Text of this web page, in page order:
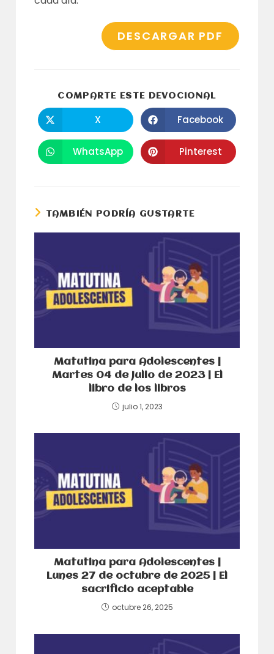
DESCARGAR PDF
COMPARTE ESTE DEVOCIONAL
abre
en
una
nueva
ventana
X Se
abre
en
una
nueva
ventana
Facebook
Se
abre
WhatsApp Se
abre
Pinterest
TAMBIÉN PODRÍA GUSTARTE
Matutina para Adolescentes |
Martes 04 de Julio de 2023 | El
libro de los libros
julio 1, 2023
Matutina para Adolescentes |
Lunes 27 de octubre de 2025 | El
sacrificio aceptable
octubre 26, 2025